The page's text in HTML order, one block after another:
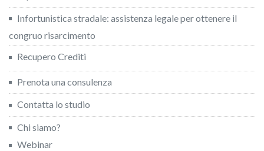
Infortunistica stradale: assistenza legale per ottenere il
congruo risarcimento
Recupero Crediti
Prenota una consulenza
Contatta lo studio
Chi siamo?
Webinar